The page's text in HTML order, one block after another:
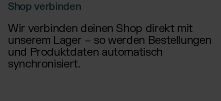
Shop verbinden
Wir verbinden deinen Shop direkt mit
unserem Lager – so werden Bestellungen
und Produktdaten automatisch
synchronisiert.